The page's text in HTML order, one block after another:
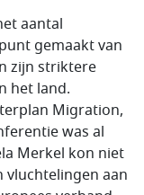
aantal
gemaakt van
zijn striktere
het land.
Migration,
was al
Merkel kon niet
aan